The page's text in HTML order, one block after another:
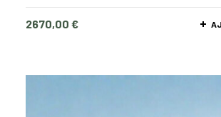
2670,00 €